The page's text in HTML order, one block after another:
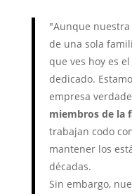
"Aunque
de una sola
que ves hoy es
dedicado.
empresa
miembros de la
trabajan codo
mantener los
décadas.
Sin embargo,